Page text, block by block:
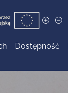
Dostępność